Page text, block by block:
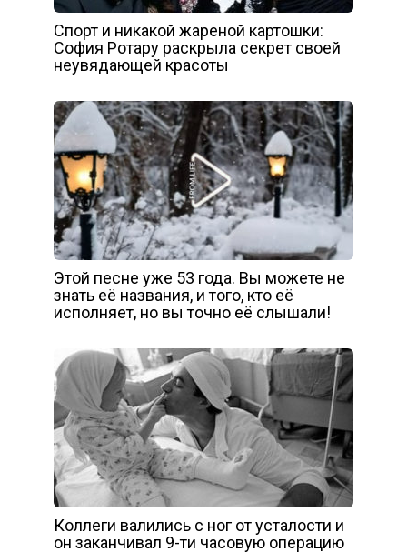
Спорт и никакой жареной картошки:
София Ротару раскрыла секрет своей
неувядающей красоты
Этой песне уже 53 года. Вы можете не
знать её названия, и того, кто её
исполняет, но вы точно её слышали!
Коллеги валились с ног от усталости и
он заканчивал 9-ти часовую операцию